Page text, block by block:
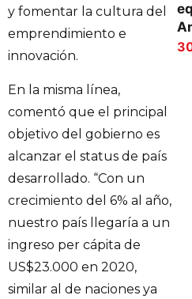
y fomentar la cultura del
emprendimiento e
innovación.
En la misma línea,
comentó que el principal
objetivo del gobierno es
alcanzar el status de país
desarrollado. “Con un
crecimiento del 6% al año,
nuestro país llegaría a un
ingreso per cápita de
US$23.000 en 2020,
similar al de naciones ya